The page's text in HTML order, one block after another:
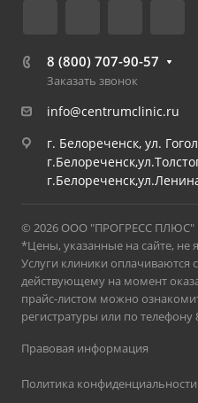
8 (800) 707-90-57
Заказать звонок
info@centrumclinic.ru
г. Белореченск, ул.
© 2026 ООО "ПРОГРЕСС ПЛЮС"
*Цены, указанные на сайте, не
Услуги клиники оплачиваются
действующему на момент
прайс-листом можно
регистратуры или по телефону
Правовая информация
Политика конфиденциальности